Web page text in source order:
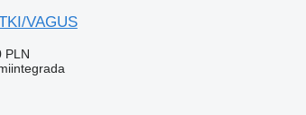
VAGUS
PLN